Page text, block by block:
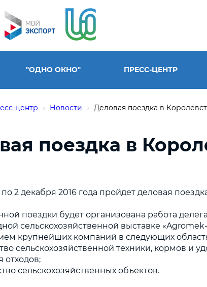
"ОДНО ОКНО" ПРЕСС-ЦЕНТР
центр Новости Деловая поездка в
поездка в
2 декабря 2016 года пройдет деловая
поездки будет организована работа
сельскохозяйственной выставке
крупнейших компаний в следующих
сельскохозяйственной техники, кормов и
отходов;
сельскохозяйственных объектов.